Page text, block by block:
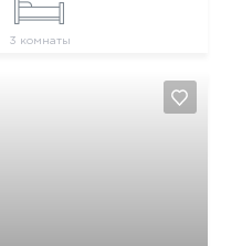
3 комнаты